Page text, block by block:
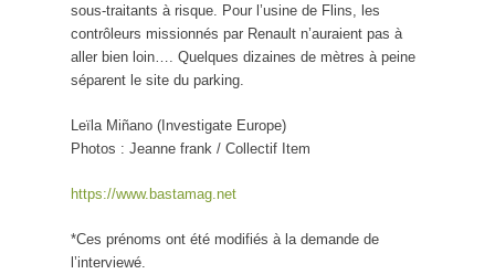
sous-traitants à risque. Pour l’usine de Flins, les
contrôleurs missionnés par Renault n’auraient pas à
aller bien loin…. Quelques dizaines de mètres à peine
séparent le site du parking.
Leïla Miñano (Investigate Europe)
Photos : Jeanne frank / Collectif Item
https://www.bastamag.net
*Ces prénoms ont été modifiés à la demande de
l’interviewé.